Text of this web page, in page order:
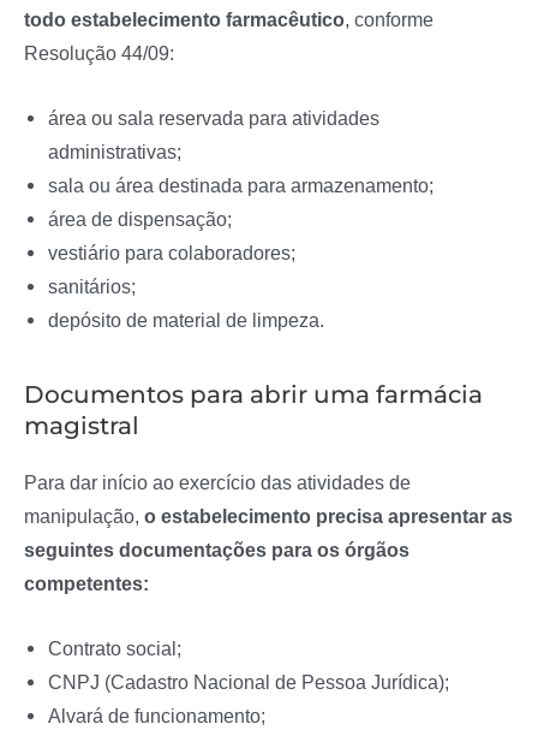
todo estabelecimento farmacêutico, conforme
Resolução 44/09:
área ou sala reservada para atividades
administrativas;
sala ou área destinada para armazenamento;
área de dispensação;
vestiário para colaboradores;
sanitários;
depósito de material de limpeza.
Documentos para abrir uma farmácia
magistral
Para dar início ao exercício das atividades de
manipulação, o estabelecimento precisa apresentar as
seguintes documentações para os órgãos
competentes:
Contrato social;
CNPJ (Cadastro Nacional de Pessoa Jurídica);
Alvará de funcionamento;